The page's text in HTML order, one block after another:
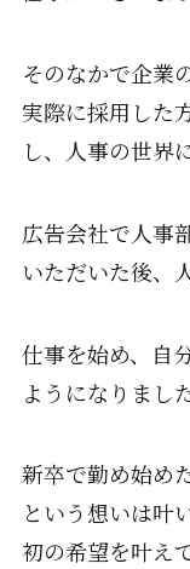
そのなかで企業
実際に採用した
し、人事の世界
広告会社で人事
いただいた後、
仕事を始め、自
ようになりました
新卒で勤め始め
という想いは叶
初の希望を叶え